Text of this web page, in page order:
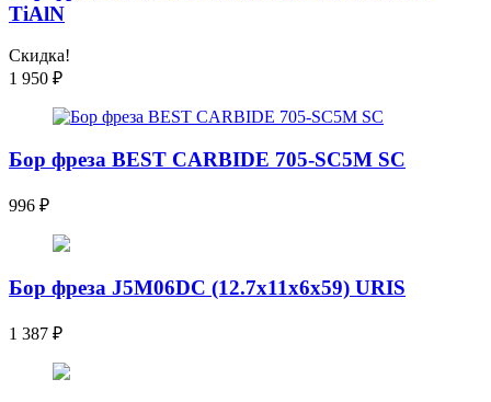
TiAlN
Скидка!
1 950 ₽
Бор фреза BEST CARBIDE 705-SC5M SC
996 ₽
Бор фреза J5M06DC (12.7x11x6x59) URIS
1 387 ₽